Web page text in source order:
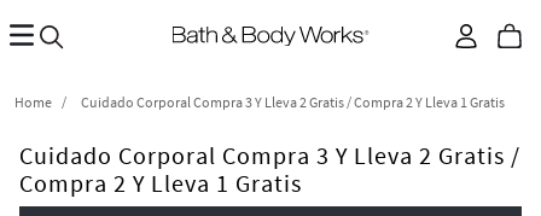
Cuidado Corporal Compra 3 Y Lleva 2 Gratis / Compra 2 Y Lleva 1 Gratis
Cuidado Corporal Compra 3 Y Lleva 2 Gratis /
Compra 2 Y Lleva 1 Gratis